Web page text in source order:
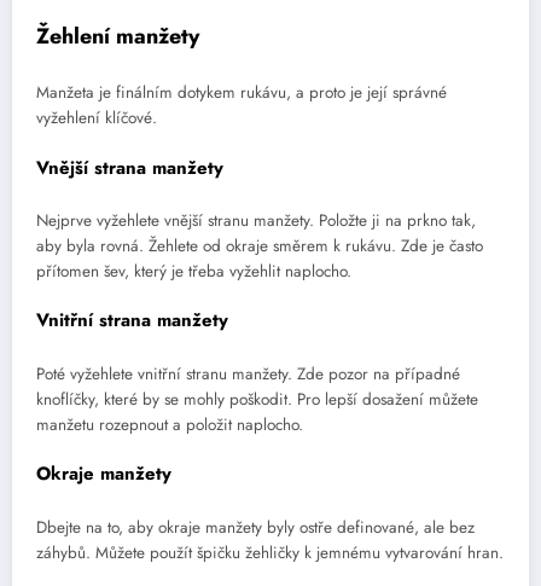
Žehlení manžety
Manžeta je finálním dotykem rukávu, a proto je její správné
vyžehlení klíčové.
Vnější strana manžety
Nejprve vyžehlete vnější stranu manžety. Položte ji na prkno tak,
aby byla rovná. Žehlete od okraje směrem k rukávu. Zde je často
přítomen šev, který je třeba vyžehlit naplocho.
Vnitřní strana manžety
Poté vyžehlete vnitřní stranu manžety. Zde pozor na případné
knoflíčky, které by se mohly poškodit. Pro lepší dosažení můžete
manžetu rozepnout a položit naplocho.
Okraje manžety
Dbejte na to, aby okraje manžety byly ostře definované, ale bez
záhybů. Můžete použít špičku žehličky k jemnému vytvarování hran.